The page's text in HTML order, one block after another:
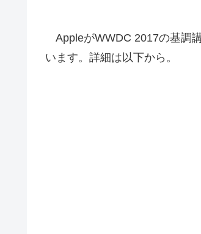
AppleがWWDC 2017の基調
います。詳細は以下から。